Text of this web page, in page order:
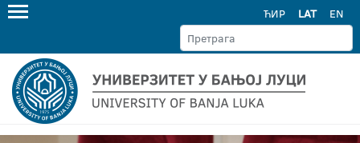
ЋИР LAT EN